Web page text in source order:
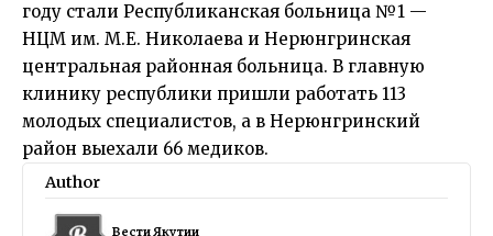
году стали Республиканская больница №1 —
НЦМ им. М.Е. Николаева и Нерюнгринская
центральная районная больница. В главную
клинику республики пришли работать 113
молодых специалистов, а в Нерюнгринский
район выехали 66 медиков.
Author
Вести Якутии